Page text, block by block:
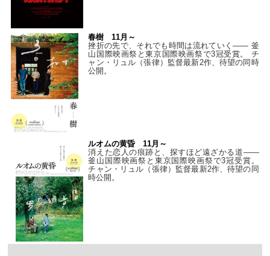
春樹 11月～
挫折の先で、それでも時間は流れていく—— 釜
山国際映画祭と東京国際映画祭で3冠受賞。 チ
ャン・リュル（張律）監督最新2作、待望の同時
公開。
ルオムの黄昏 11月～
消えた恋人の痕跡と、探すほど遠ざかる道——
釜山国際映画祭と東京国際映画祭で3冠受賞。
チャン・リュル（張律）監督最新2作、待望の同
時公開。